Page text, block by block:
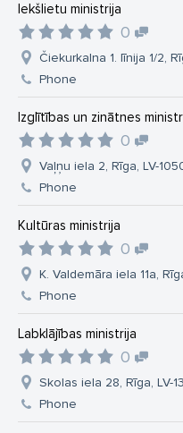
Iekšlietu ministrija
0
Čiekurkalna 1. līnija 1/2,
Phone
Izglītības un zinātnes
0
Vaļņu iela 2, Rīga, LV-
Phone
Kultūras ministrija
0
K. Valdemāra iela 11a,
Phone
Labklājības ministrija
0
Skolas iela 28, Rīga, LV-
Phone